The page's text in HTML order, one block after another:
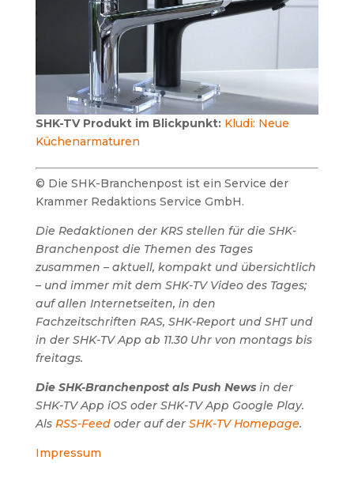
SHK-TV Produkt im Blickpunkt: Kludi: Neue
Küchenarmaturen
© Die SHK-Branchenpost ist ein Service der
Krammer Redaktions Service GmbH.
Die Redaktionen der KRS stellen für die SHK-
Branchenpost die Themen des Tages
zusammen – aktuell, kompakt und übersichtlich
– und immer mit dem SHK-TV Video des Tages;
auf allen Internetseiten, in den
Fachzeitschriften RAS, SHK-Report und SHT und
in der SHK-TV App ab 11.30 Uhr von montags bis
freitags.
Die SHK-Branchenpost als Push Newsin der
SHK-TV App iOS oder SHK-TV App Google Play.
Als RSS-Feedoder auf der SHK-TV Homepage.
Impressum